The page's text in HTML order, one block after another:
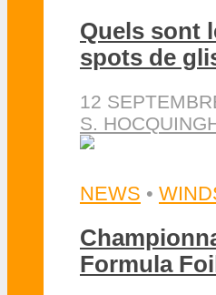
Quels sont
spots de
12
S.
NEWS •
Formula